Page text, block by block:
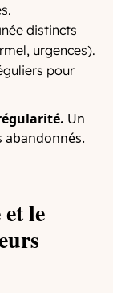
distincts
urgences).
pour
Un
le